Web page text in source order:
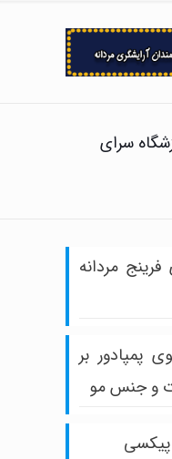
سرای
مردانه
پمپادور بر
و جنس مو